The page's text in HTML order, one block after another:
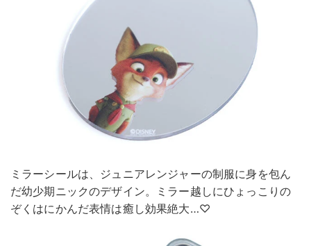
ミラーシールは、ジュニアレンジャーの制服に身を包ん
だ幼少期ニックのデザイン。ミラー越しにひょっこりの
ぞくはにかんだ表情は癒し効果絶大…♡